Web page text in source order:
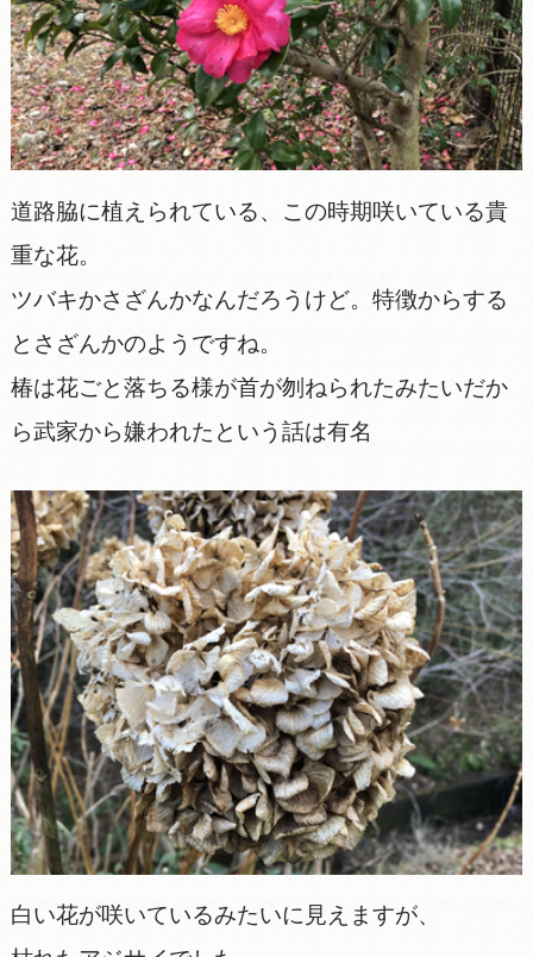
道路脇に植えられている、この時期咲いている貴
重な花。
ツバキかさざんかなんだろうけど。特徴からする
とさざんかのようですね。
椿は花ごと落ちる様が首が刎ねられたみたいだか
ら武家から嫌われたという話は有名
白い花が咲いているみたいに見えますが、